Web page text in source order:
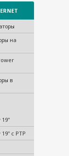
на
в
19"
с PTP